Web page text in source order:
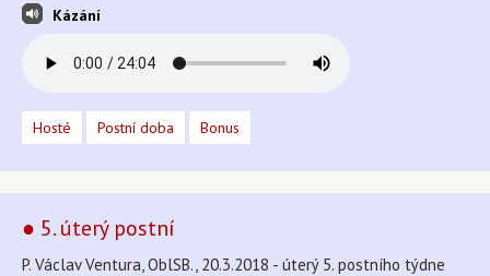
Kázání
Hosté Postní doba Bonus
● 5. úterý postní
P. Václav Ventura, OblSB., 20.3.2018 - úterý 5. postního týdne